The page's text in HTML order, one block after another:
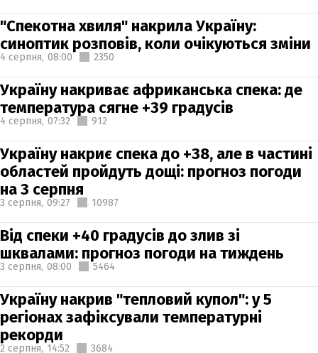
"Спекотна хвиля" накрила Україну:
синоптик розповів, коли очікуються зміни
4 серпня, 08:00 2350
Україну накриває африканська спека: де
температура сягне +39 градусів
4 серпня, 07:32 912
Україну накриє спека до +38, але в частині
областей пройдуть дощі: прогноз погоди
на 3 серпня
3 серпня, 09:27 10987
Від спеки +40 градусів до злив зі
шквалами: прогноз погоди на тиждень
3 серпня, 08:00 5464
Україну накрив "тепловий купол": у 5
регіонах зафіксували температурні
рекорди
2 серпня, 14:52 3684